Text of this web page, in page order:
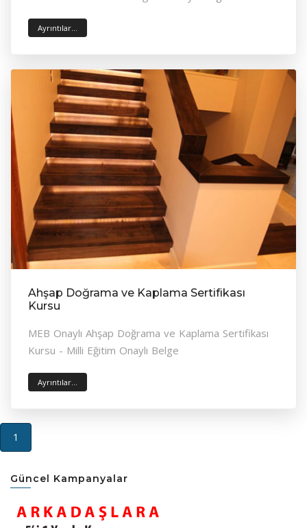
Ayrıntılar...
Ahşap Doğrama ve Kaplama Sertifikası
Kursu
MEB Onaylı Ahşap Doğrama ve Kaplama Sertifikası
Kursu - Milli Eğitim Onaylı Belge
Ayrıntılar...
1
Güncel Kampanyalar